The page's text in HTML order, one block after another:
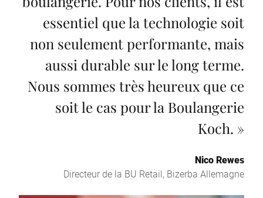
essentiel que la technologie soit
non seulement performante, mais
aussi durable sur le long terme.
Nous sommes très heureux que ce
soit le cas pour la Boulangerie
Koch. »
Nico Rewes
Directeur de la BU Retail, Bizerba Allemagne